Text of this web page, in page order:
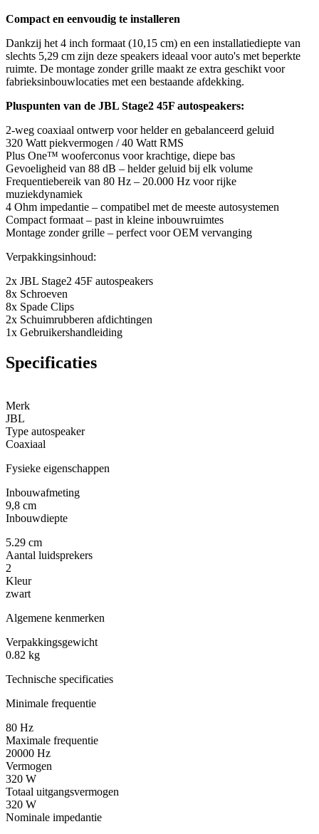
Compact en eenvoudig te installeren
Dankzij het 4 inch formaat (10,15 cm) en een installatiediepte van
slechts 5,29 cm zijn deze speakers ideaal voor auto's met beperkte
ruimte. De montage zonder grille maakt ze extra geschikt voor
fabrieksinbouwlocaties met een bestaande afdekking.
Pluspunten van de JBL Stage2 45F autospeakers:
2-weg coaxiaal ontwerp voor helder en gebalanceerd geluid
320 Watt piekvermogen / 40 Watt RMS
Plus One™ wooferconus voor krachtige, diepe bas
Gevoeligheid van 88 dB – helder geluid bij elk volume
Frequentiebereik van 80 Hz – 20.000 Hz voor rijke
muziekdynamiek
4 Ohm impedantie – compatibel met de meeste autosystemen
Compact formaat – past in kleine inbouwruimtes
Montage zonder grille – perfect voor OEM vervanging
Verpakkingsinhoud:
2x JBL Stage2 45F autospeakers
8x Schroeven
8x Spade Clips
2x Schuimrubberen afdichtingen
1x Gebruikershandleiding
Specificaties
Merk
JBL
Type autospeaker
Coaxiaal
Fysieke eigenschappen
Inbouwafmeting
9,8 cm
Inbouwdiepte
5.29 cm
Aantal luidsprekers
2
Kleur
zwart
Algemene kenmerken
Verpakkingsgewicht
0.82 kg
Technische specificaties
Minimale frequentie
80 Hz
Maximale frequentie
20000 Hz
Vermogen
320 W
Totaal uitgangsvermogen
320 W
Nominale impedantie